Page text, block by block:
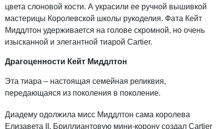
цвета слоновой кости. А украсили ее ручной вышивкой
мастерицы Королевской школы рукоделия. Фата Кейт
Миддлтон удерживается на голове скромной, но очень
изысканной и элегантной тиарой Cartier.
Драгоценности Кейт Миддлтон
Эта тиара – настоящая семейная реликвия,
передающаяся из поколения в поколение.
Диадему одолжила мисс Миддлтон сама королева
Елизавета II. Бриллиантовую мини-корону создал Cartier